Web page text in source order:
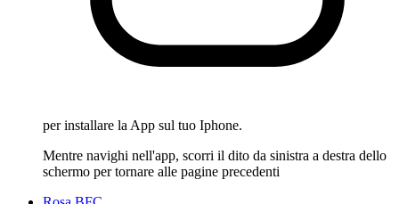
per installare la App sul tuo Iphone.
Mentre navighi nell'app, scorri il dito da sinistra a destra dello
schermo per tornare alle pagine precedenti